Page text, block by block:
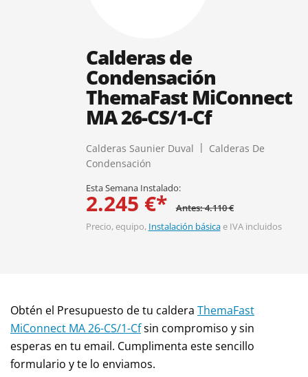
Calderas de
Condensación
ThemaFast MiConnect
MA 26-CS/1-Cf
Calderas Saunier Duval
Calderas De
Condensación
Esta Semana Instalado:
2.245 €*
Antes: 4.110 €
Precio, equipo, Instalación básicae IVA incluidos
Obtén el Presupuesto de tu caldera ThemaFast
MiConnect MA 26-CS/1-Cfsin compromiso y sin
esperas en tu email. Cumplimenta este sencillo
formulario y te lo enviamos.